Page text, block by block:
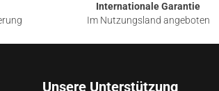
Internationale Garantie
Im Nutzungsland angeboten
Unsere Unterstützung